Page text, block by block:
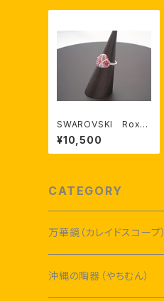
SWAROVSKI Roxa
ne リング
¥10,500
CATEGORY
万華鏡（カレイドスコープ）
沖縄の陶器（やちむん）